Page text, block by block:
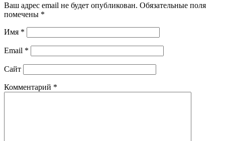
Ваш адрес email не будет опубликован. Обязательные поля
помечены *
Имя *
Email *
Сайт
Комментарий *